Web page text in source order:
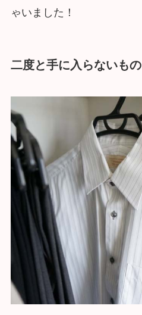
ゃいました！
二度と手に入らないもの